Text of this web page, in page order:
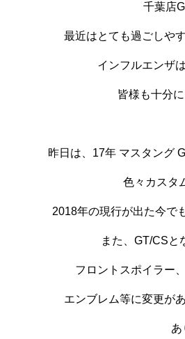
千葉店
最近はとても過ごしや
インフルエンザ
皆様も十分
昨日は、17年 マスタング
色々カスタ
2018年の現行が出た今で
また、GT/CSと
フロントスポイラー
エンブレム等に変更が
あ